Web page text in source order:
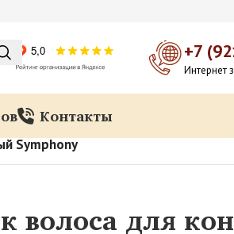
+7
Интернет
Контакты
Symphony
волоса для